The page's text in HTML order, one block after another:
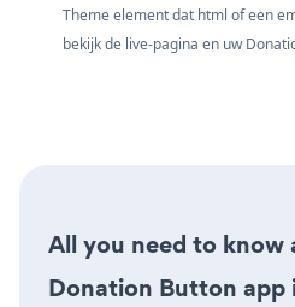
Theme element dat html of een
bekijk de live-pagina en uw
All you need to know
Donation Button app